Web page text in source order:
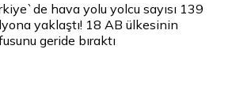
hava yolu yolcu sayısı 139
yaklaştı! 18 AB ülkesinin
geride bıraktı